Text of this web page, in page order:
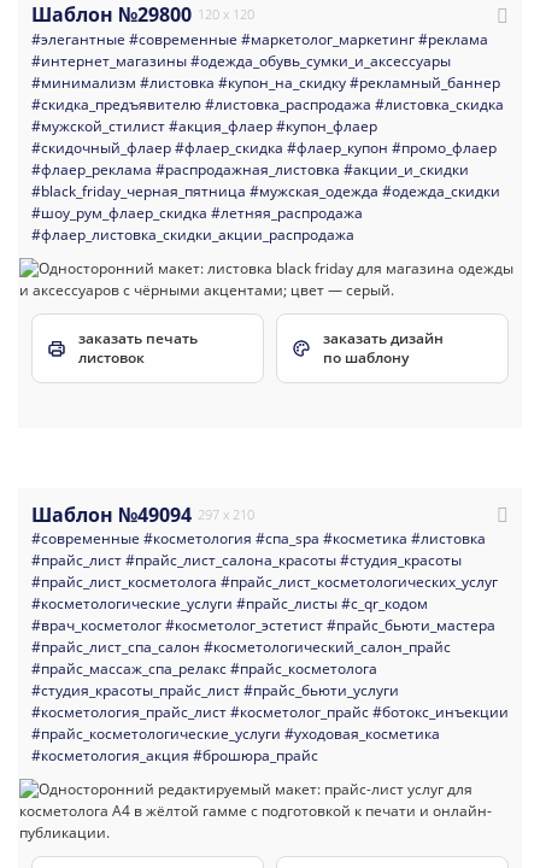
Шаблон №29800 120 x 120
#элегантные #современные #маркетолог_маркетинг#реклама
#интернет_магазины#одежда_обувь_сумки_и_аксессуары
#минимализм #листовка #купон_на_скидку#рекламный_баннер
#скидка_предъявителю#листовка_распродажа #листовка_скидка
#мужской_стилист#акция_флаер#купон_флаер
#скидочный_флаер#флаер_скидка #флаер_купон #промо_флаер
#флаер_реклама #распродажная_листовка #акции_и_скидки
#black_friday_черная_пятница #мужская_одежда #одежда_скидки
#шоу_рум_флаер_скидка #летняя_распродажа
#флаер_листовка_скидки_акции_распродажа
заказать печать
листовок
заказать дизайн
по шаблону
Шаблон №49094 297 x 210
#современные #косметология #спа_spa #косметика #листовка
#прайс_лист#прайс_лист_салона_красоты#студия_красоты
#прайс_лист_косметолога #прайс_лист_косметологических_услуг
#косметологические_услуги #прайс_листы#с_qr_кодом
#врач_косметолог#косметолог_эстетист#прайс_бьюти_мастера
#прайс_лист_спа_салон #косметологический_салон_прайс
#прайс_массаж_спа_релакс#прайс_косметолога
#студия_красоты_прайс_лист#прайс_бьюти_услуги
#косметология_прайс_лист#косметолог_прайс#ботокс_инъекции
#прайс_косметологические_услуги #уходовая_косметика
#косметология_акция #брошюра_прайс